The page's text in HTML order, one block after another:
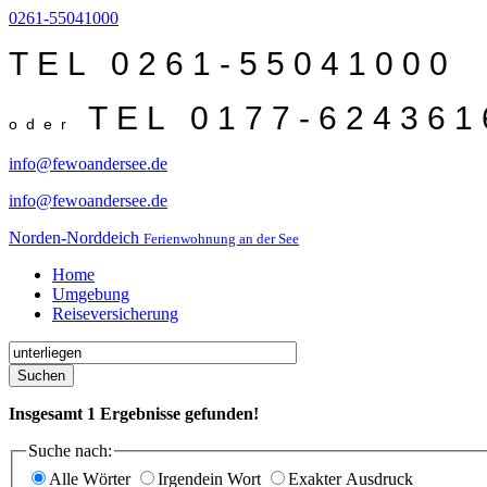
0261-55041000
TEL 0261-55041000
oder TEL 0177-
info@fewoandersee.de
info@fewoandersee.de
Norden-Norddeich Ferienwohnung an der See
Home
Umgebung
Reiseversicherung
Suchen
Insgesamt 1 Ergebnisse gefunden!
Suche nach:
Alle Wörter
Irgendein Wort Exakter Ausdruck